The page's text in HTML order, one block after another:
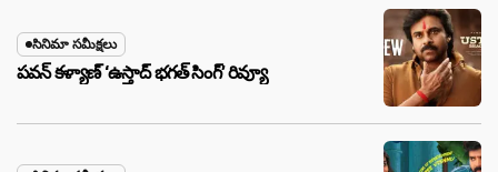
సినిమా సమీక్షలు
పవన్ కళ్యాణ్ ‘ఉస్తాద్ భ‌గ‌త్ సింగ్’ రివ్యూ